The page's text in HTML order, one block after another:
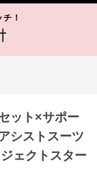
！
ット×サポー
シストスーツ
ェクトスター